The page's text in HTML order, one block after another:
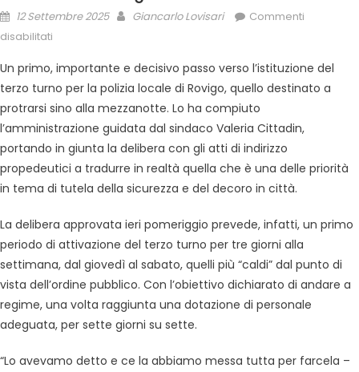
12 Settembre 2025 Giancarlo Lovisari
Commenti
disabilitati
Un primo, importante e decisivo passo verso l’istituzione del
terzo turno per la polizia locale di Rovigo, quello destinato a
protrarsi sino alla mezzanotte. Lo ha compiuto
l’amministrazione guidata dal sindaco Valeria Cittadin,
portando in giunta la delibera con gli atti di indirizzo
propedeutici a tradurre in realtà quella che è una delle priorità
in tema di tutela della sicurezza e del decoro in città.
La delibera approvata ieri pomeriggio prevede, infatti, un primo
periodo di attivazione del terzo turno per tre giorni alla
settimana, dal giovedì al sabato, quelli più “caldi” dal punto di
vista dell’ordine pubblico. Con l’obiettivo dichiarato di andare a
regime, una volta raggiunta una dotazione di personale
adeguata, per sette giorni su sette.
“Lo avevamo detto e ce la abbiamo messa tutta per farcela –